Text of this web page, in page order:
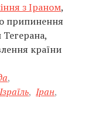
з Іраном,
припинення
країни
,
Ізраїль, Іран,